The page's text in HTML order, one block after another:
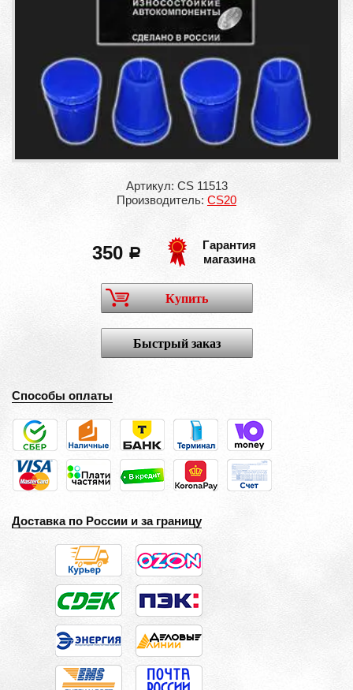
Артикул: CS 11513
Производитель: CS20
350 a
Гарантия
магазина
Купить
Быстрый заказ
Способы оплаты
Доставка по России и за границу